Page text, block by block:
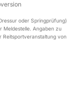
oder Springprüfung)
Meldestelle. Angaben zu
Reitsportveranstaltung von